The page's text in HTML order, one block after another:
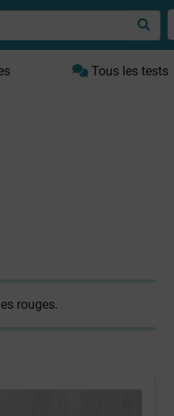
Tous les tests
rouges.